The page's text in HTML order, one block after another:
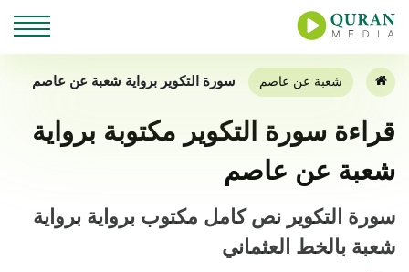
شعبة عن عاصم سورة التكوير برواية شعبة عن عاصم
قراءة سورة التكوير مكتوبة برواية
شعبة عن عاصم
سورة التكوير نص كامل مكتوب برواية برواية
شعبة بالخط العثماني